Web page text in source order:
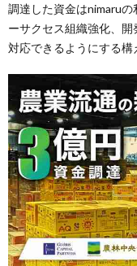
調達した資金はnimaru
ーサクセス組織強化、
対応できるようにする構